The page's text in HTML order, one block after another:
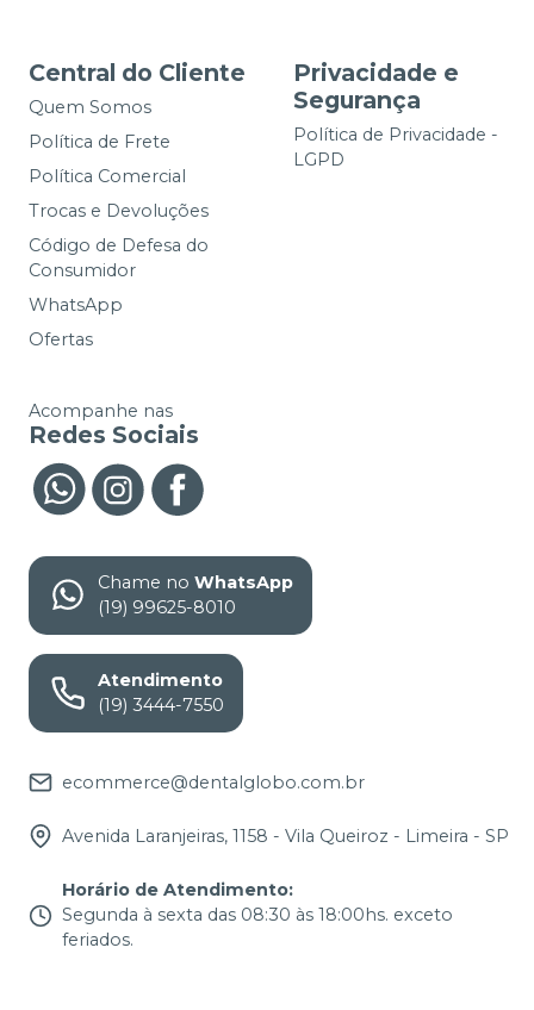
Central do Cliente
Quem Somos
Política de Frete
Política Comercial
Trocas e Devoluções
Código de Defesa do
Consumidor
WhatsApp
Ofertas
Privacidade e
Segurança
Política de Privacidade -
LGPD
Acompanhe nas
Redes Sociais
Chame no WhatsApp
(19) 99625-8010
Atendimento
(19) 3444-7550
ecommerce@dentalglobo.com.br
Avenida Laranjeiras, 1158 - Vila Queiroz - Limeira - SP
Horário de Atendimento:
Segunda à sexta das 08:30 às 18:00hs. exceto
feriados.